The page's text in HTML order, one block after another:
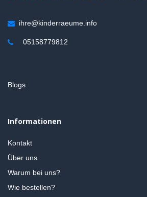
ihre@kinderraeume.info
05158779812
Blogs
Informationen
Kontakt
Über uns
Warum bei uns?
Wie bestellen?